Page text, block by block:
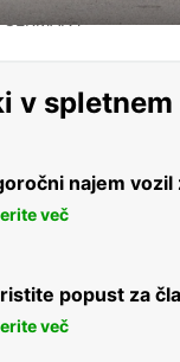
v
najem vozil
več
popust za
več